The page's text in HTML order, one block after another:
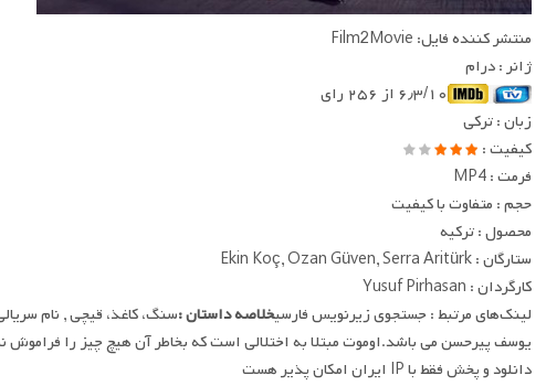
منتشر کننده فایل: Film2Movie
ژانر : درام
۶٫۳/۱۰ از ۲۵۶ رای
زبان : ترکی
کیفیت :
فرمت : MP4
حجم : متفاوت با کیفیت
محصول : ترکیه
ستارگان : Ekin Koç, Ozan Güven, Serra Aritürk
کارگردان : Yusuf Pirhasan
لینک‌های مرتبط : جستجوی زیرنویس فارسیخلاصه داستان :
یوسف پیرحسن می باشد.اوموت مبتلا به اختلالی است که بخاطر آن هیچ چیز را
دانلود و پخش فقط با IP ایران امکان پذیر هست